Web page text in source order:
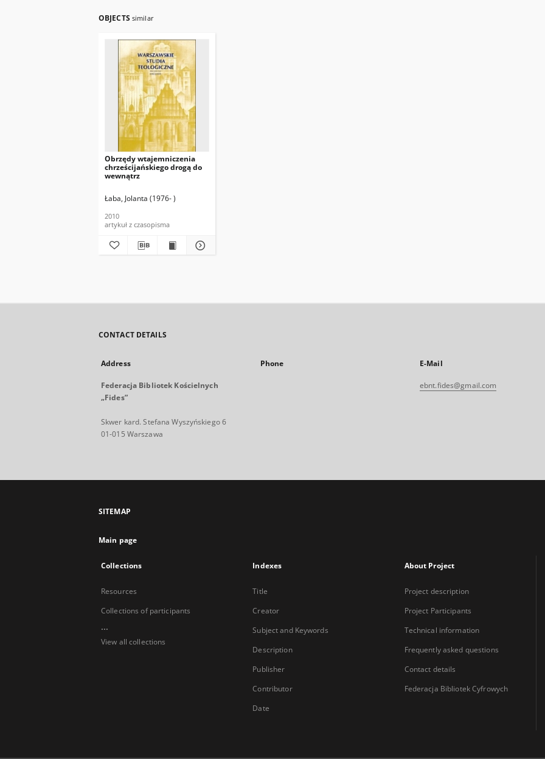
OBJECTS similar
Obrzędy wtajemniczenia
chrześcijańskiego drogą do
wewnątrz
Łaba, Jolanta (1976- )
2010
artykuł z czasopisma
CONTACT DETAILS
Address
Federacja Bibliotek Kościelnych
„Fides”
Skwer kard. Stefana Wyszyńskiego 6
01-015 Warszawa
Phone E-Mail
ebnt.fides@gmail.com
SITEMAP
Main page
Collections
Resources
Collections of participants
...
View all collections
Indexes
Title
Creator
Subject and Keywords
Description
Publisher
Contributor
Date
About Project
Project description
Project Participants
Technical information
Frequently asked questions
Contact details
Federacja Bibliotek Cyfrowych